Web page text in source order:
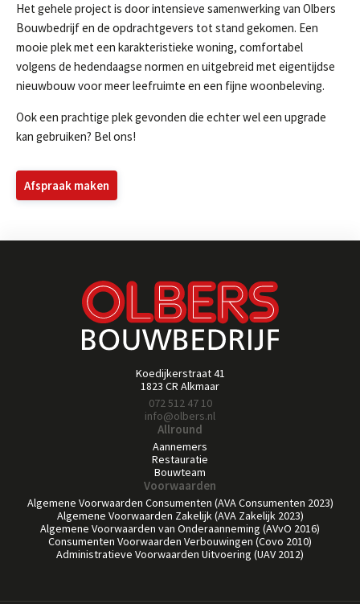
Het gehele project is door intensieve samenwerking van Olbers
Bouwbedrijf en de opdrachtgevers tot stand gekomen. Een
mooie plek met een karakteristieke woning, comfortabel
volgens de hedendaagse normen en uitgebreid met eigentijdse
nieuwbouw voor meer leefruimte en een fijne woonbeleving.
Ook een prachtige plek gevonden die echter wel een upgrade
kan gebruiken? Bel ons!
Afspraak maken
Koedijkerstraat 41
1823 CR Alkmaar
072 512 47 10
info@olbers.nl
Allround
Aannemers
Restauratie
Bouwteam
Voorwaarden
Algemene Voorwaarden Consumenten (AVA Consumenten 2023)
Algemene Voorwaarden Zakelijk (AVA Zakelijk 2023)
Algemene Voorwaarden van Onderaanneming (AVvO 2016)
Consumenten Voorwaarden Verbouwingen (Covo 2010)
Administratieve Voorwaarden Uitvoering (UAV 2012)